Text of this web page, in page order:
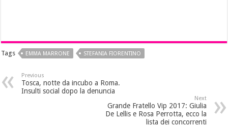
Tags EMMA MARRONE STEFANIA FIORENTINO
Previous
Tosca, notte da incubo a Roma.
Insulti social dopo la denuncia
Next
Grande Fratello Vip 2017: Giulia
De Lellis e Rosa Perrotta, ecco la
lista dei concorrenti